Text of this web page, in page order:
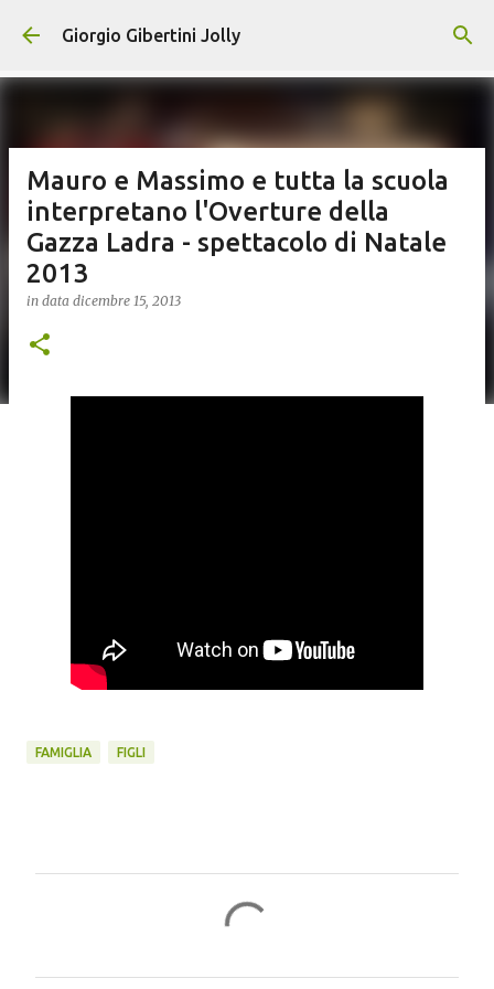
Passa ai contenuti principali
Giorgio Gibertini Jolly
Mauro e Massimo e tutta la scuola
interpretano l'Overture della
Gazza Ladra - spettacolo di Natale
2013
in data dicembre 15, 2013
FAMIGLIA FIGLI